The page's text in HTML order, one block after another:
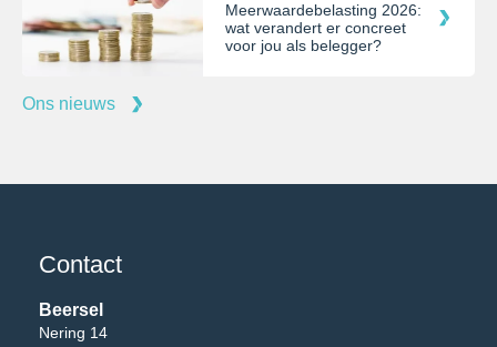
Meerwaardebelasting 2026:
wat verandert er concreet
voor jou als belegger?
Ons nieuws
Contact
Beersel
Nering 14